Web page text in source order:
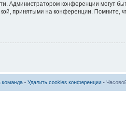
Администратором конференции могут
принятыми на конференции. Помните,
• Удалить cookies конференции •